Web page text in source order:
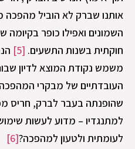
אותנו שברק לא הוביל מהפכה
השמונים ואפילו כופר
חוקתית בשנות התשעים. [5]
משמש נקודת המוצא לדיון
העובדתיים של מבקרי
שהופנתה בעבר לברק, חריס
למתנגדיו – מדוע לעשות
לעומתית ולטעון למהפכה?[6]